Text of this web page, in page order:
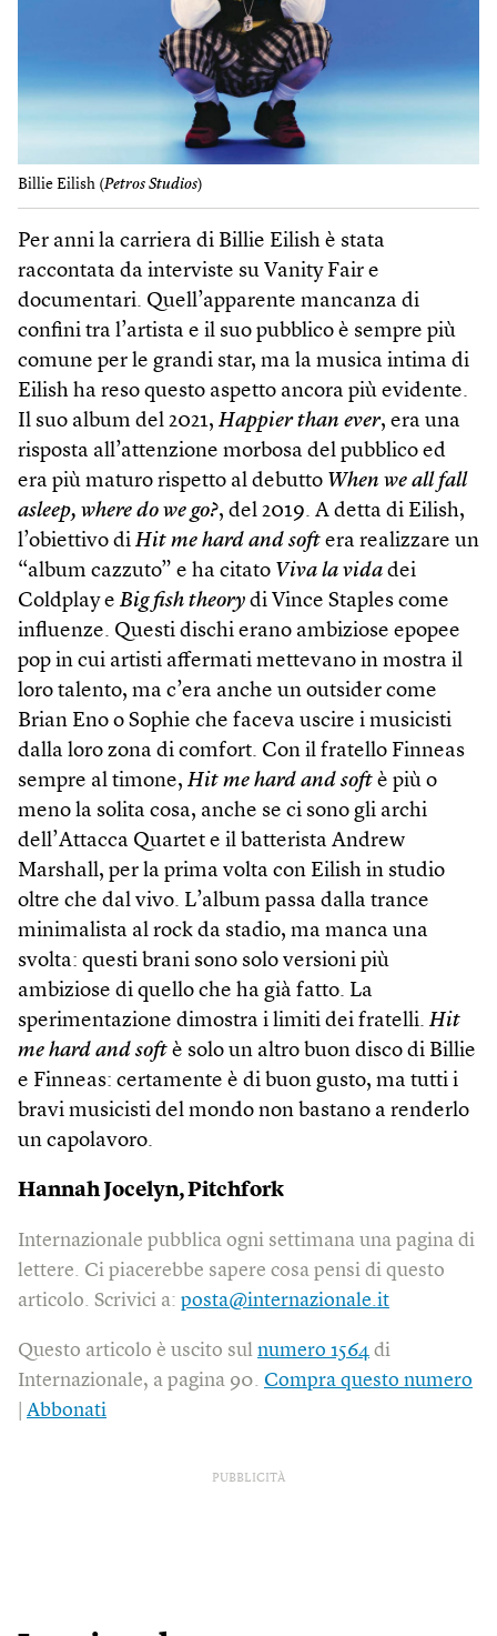
Billie Eilish (Petros Studios)
Per anni la carriera di Billie Eilish è stata
raccontata da interviste su Vanity Fair e
documentari. Quell’apparente mancanza di
confini tra l’artista e il suo pubblico è sempre più
comune per le grandi star, ma la musica intima di
Eilish ha reso questo aspetto ancora più evidente.
Il suo album del 2021, Happier than ever, era una
risposta all’attenzione morbosa del pubblico ed
era più maturo rispetto al debutto When we all fall
asleep, where do we go?, del 2019. A detta di Eilish,
l’obiettivo di Hit me hard and soft era realizzare un
“album cazzuto” e ha citato Viva la vida dei
Coldplay e Big ­fish theory di Vince Staples come
influenze. Questi dischi erano ambiziose epopee
pop in cui artisti affermati mettevano in mostra il
loro talento, ma c’era anche un outsider come
Brian Eno o Sophie che faceva uscire i musicisti
dalla loro zona di comfort. Con il fratello Fin­neas
sempre al timone, Hit me hard and soft è più o
meno la solita cosa, anche se ci sono gli archi
dell’Attacca Quartet e il batterista Andrew
Marshall, per la prima volta con Eilish in studio
oltre che dal vivo. L’album passa dalla trance
minimalista al rock da stadio, ma manca una
svolta: questi brani sono solo versioni più
ambiziose di quello che ha già fatto. La
sperimentazione dimostra i limiti dei fratelli. Hit
me hard and soft è solo un altro buon disco di Billie
e Finneas: certamente è di buon gusto, ma tutti i
bravi musicisti del mondo non bastano a renderlo
un capolavoro.
Hannah Jocelyn, Pitchfork
Internazionale pubblica ogni settimana una pagina di
lettere. Ci piacerebbe sapere cosa pensi di questo
articolo. Scrivici a: posta@internazionale.it
Questo articolo è uscito sul numero 1564 di
Internazionale, a pagina 90. Compra questo numero
Abbonati
PUBBLICITÀ